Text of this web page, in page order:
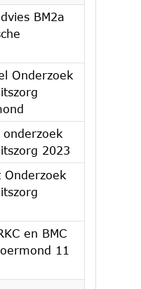
BM2a
Onderzoek
onderzoek
2023
Onderzoek
en BMC
11